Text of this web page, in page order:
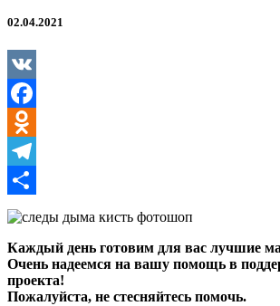
для
—
Smoke
Photoshop
Brush
02.04.2021
VK
Facebook
Odnoklassniki
Telegram
Отправить
Каждый день готовим для вас лучшие
Очень надеемся на вашу помощь в
проекта!
Пожалуйста, не стесняйтесь помочь.